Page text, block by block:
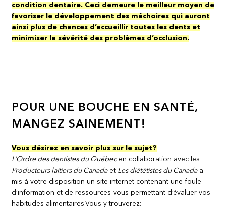
condition dentaire. Ceci demeure le meilleur moyen de
favoriser le développement des mâchoires qui auront
ainsi plus de chances d’accueillir toutes les dents et
minimiser la sévérité des problèmes d’occlusion.
POUR UNE BOUCHE EN SANTÉ,
MANGEZ SAINEMENT!
Vous désirez en savoir plus sur le sujet?
L’Ordre des dentistes du Québecen collaboration avec les
Producteurs laitiers du Canadaet Les diététistes du Canadaa
mis à votre disposition un site internet contenant une foule
d’information et de ressources vous permettant d’évaluer vos
habitudes alimentaires.Vous y trouverez: